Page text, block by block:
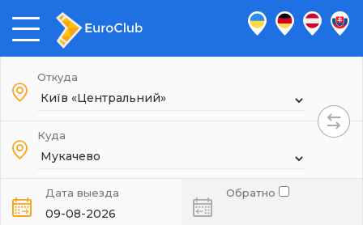
Откуда
Куда
Дата выезда Обратно